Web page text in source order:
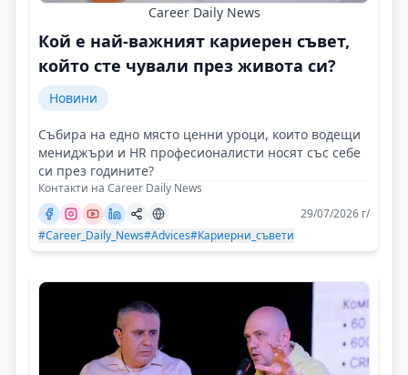
Career Daily News
Кой е най-важният кариерен съвет,
който сте чували през живота си?
Новини
Събира на едно място ценни уроци, които водещи
мениджъри и HR професионалисти носят със себе
си през годините?
Контакти на Career Daily News
29/07/2026 г/
#Career_Daily_News#Advices#Кариерни_съвети